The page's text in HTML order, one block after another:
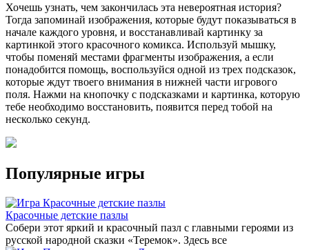
Хочешь узнать, чем закончилась эта невероятная история?
Тогда запоминай изображения, которые будут показываться в
начале каждого уровня, и восстанавливай картинку за
картинкой этого красочного комикса. Используй мышку,
чтобы поменяй местами фрагменты изображения, а если
понадобится помощь, воспользуйся одной из трех подсказок,
которые ждут твоего внимания в нижней части игрового
поля. Нажми на кнопочку с подсказками и картинка, которую
тебе необходимо восстановить, появится перед тобой на
несколько секунд.
Популярные игры
Красочные детские пазлы
Собери этот яркий и красочный пазл с главными героями из
русской народной сказки «Теремок». Здесь все